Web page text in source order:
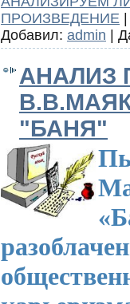
ПРОИЗВЕДЕНИЕ
Добавил: admin |
АНАЛИЗ
"БАНЯ"